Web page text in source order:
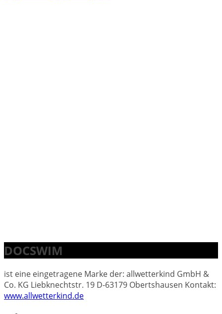
DOCSWIM
ist eine eingetragene Marke der: allwetterkind GmbH &
Co. KG Liebknechtstr. 19 D-63179 Obertshausen Kontakt:
www.allwetterkind.de